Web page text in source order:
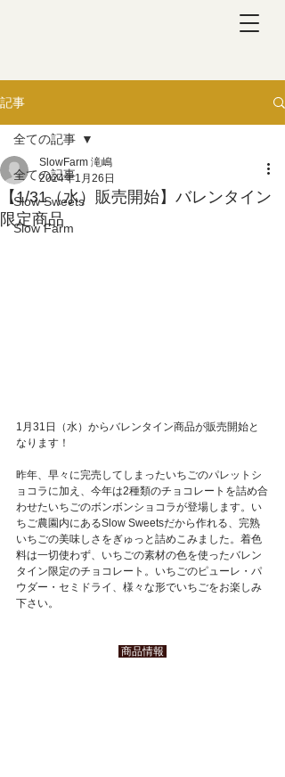
記事
全ての記事
Slow Sweets
Slow Farm
全ての記事
【1/31（水）販売開始】バレンタイン
限定商品
SlowFarm 滝嶋
2024年1月26日
1月31日（水）からバレンタイン商品が販売開始と
なります！
昨年、早々に完売してしまったいちごのパレットシ
ョコラに加え、今年は2種類のチョコレートを詰め合
わせたいちごのボンボンショコラが登場します。い
ちご農園内にあるSlow Sweetsだから作れる、完熟
いちごの美味しさをぎゅっと詰めこみました。着色
料は一切使わず、いちごの素材の色を使ったバレン
タイン限定のチョコレート。いちごのピューレ・パ
ウダー・セミドライ、様々な形でいちごをお楽しみ
下さい。
商品情報